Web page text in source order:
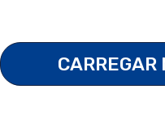
CARREGAR